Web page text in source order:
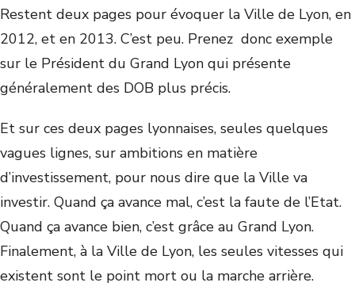
Restent deux pages pour évoquer la Ville de Lyon, en
2012, et en 2013. C’est peu. Prenez donc exemple
sur le Président du Grand Lyon qui présente
généralement des DOB plus précis.
Et sur ces deux pages lyonnaises, seules quelques
vagues lignes, sur ambitions en matière
d’investissement, pour nous dire que la Ville va
investir. Quand ça avance mal, c’est la faute de l’Etat.
Quand ça avance bien, c’est grâce au Grand Lyon.
Finalement, à la Ville de Lyon, les seules vitesses qui
existent sont le point mort ou la marche arrière.